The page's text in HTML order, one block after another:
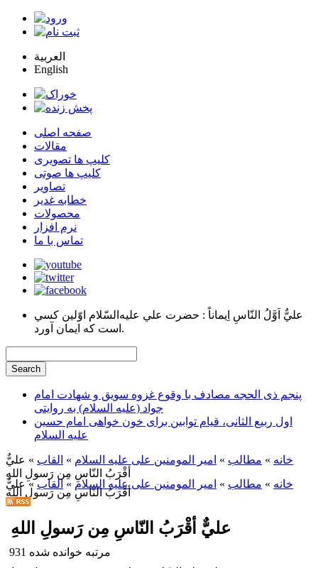
العربية
English
صفحه اصلی
مقالات
کلیپ ها تصویری
کلیپ ها صوتی
تصاویر
خطابه غدیر
محصولات
نرم افزار
تماس با ما
عليٌّ اَوَّلُ النّاسِ اِيماناً : حضرت علي عليه‌السّلام اوّلين كسي
است كه ايمان آورد.
پنجم ذی الحجه مصادف با وقوع غزوه سویق و شهادت امام
جواد (علیه السلام) به روایتی
اول ربیع الثانی، قیام توابین برای خون خواهی امام حسین
علیه السلام
خانه » مطالب » امیر المومنین علی علیه السلام » القاب » عليٌّ
أقْرَبُ النّاسِ مِن رَسولِ اللهِ
خانه » مطالب » امیر المومنین علی علیه السلام » القاب» عليٌّ
أقْرَبُ النّاسِ مِن رَسولِ اللهِ
عليٌّ أقْرَبُ النّاسِ مِن رَسولِ اللهِ
931 مرتبه خوانده شده